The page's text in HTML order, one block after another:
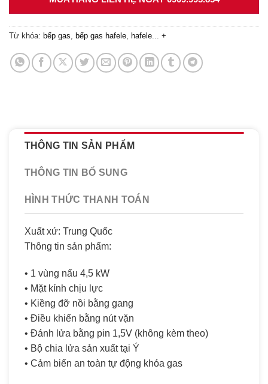
Từ khóa: bếp gas, bếp gas hafele, hafele... +
THÔNG TIN SẢN PHẨM
THÔNG TIN BỔ SUNG
HÌNH THỨC THANH TOÁN
Xuất xứ: Trung Quốc
Thông tin sản phẩm:
• 1 vùng nấu 4,5 kW
• Mặt kính chịu lực
• Kiềng đỡ nồi bằng gang
• Điều khiển bằng nút vặn
• Đánh lửa bằng pin 1,5V (không kèm theo)
• Bộ chia lửa sản xuất tại Ý
• Cảm biến an toàn tự động khóa gas